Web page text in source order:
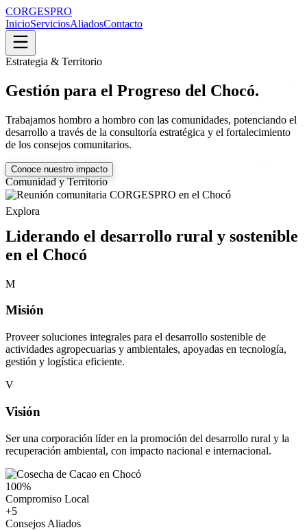
CORGESPRO
InicioServiciosAliadosContacto
Estrategia & Territorio
Gestión para el Progreso del Chocó.
Trabajamos hombro a hombro con las comunidades, potenciando el
desarrollo a través de la consultoría estratégica y el fortalecimiento
de los consejos comunitarios.
Conoce nuestro impacto
Comunidad y Territorio
Explora
Liderando el desarrollo rural y sostenible
en el Chocó
M
Misión
Proveer soluciones integrales para el desarrollo sostenible de
actividades agropecuarias y ambientales, apoyadas en tecnología,
gestión y logística eficiente.
V
Visión
Ser una corporación líder en la promoción del desarrollo rural y la
recuperación ambiental, con impacto nacional e internacional.
100%
Compromiso Local
+5
Consejos Aliados